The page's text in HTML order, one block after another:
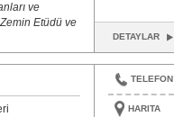
ve
Etüdü ve
DETAYLAR
TELEFON
HARITA